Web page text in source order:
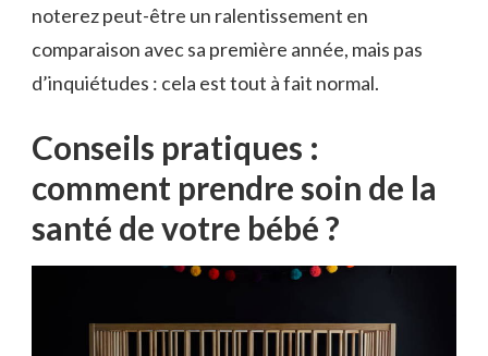
noterez peut-être un ralentissement en
comparaison avec sa première année, mais pas
d’inquiétudes : cela est tout à fait normal.
Conseils pratiques :
comment prendre soin de la
santé de votre bébé ?